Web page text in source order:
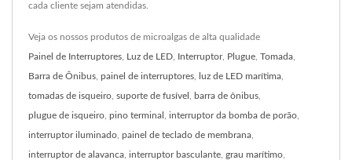
cada cliente sejam atendidas.
Veja os nossos produtos de microalgas de alta qualidade
Painel de Interruptores Luz de LED Interruptor, Plugue Tomada
Barra de Ônibus painel de interruptores luz de LED marítima
tomadas de isqueiro suporte de fusível barra de ônibus
plugue de isqueiro pino terminal interruptor da bomba de porão
interruptor iluminado painel de teclado de membrana
interruptor de alavanca interruptor basculante grau marítimo